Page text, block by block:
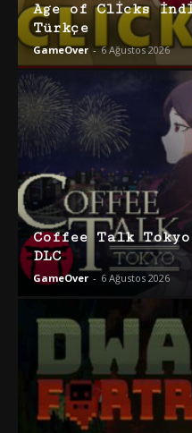
Age of Clicks
Türkçe
GameOver - 6 Ağustos 2026
Coffee Talk
DLC
GameOver - 6 Ağustos 2026